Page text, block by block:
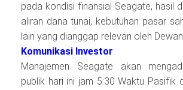
pada kondisi finansial Seagate, hasil
aliran dana tunai, kebutuhan pasar
lain yang dianggap relevan oleh
Komunikasi Investor
Manajemen Seagate akan
publik hari ini jam 5:30 Waktu Pasifik